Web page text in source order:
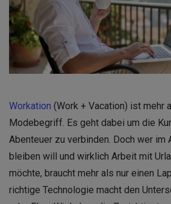
Workation (Work + Vacation) ist mehr
Modebegriff. Es geht dabei um die
Abenteuer zu verbinden. Doch wer im
bleiben will und wirklich Arbeit mit
möchte, braucht mehr als nur einen
richtige Technologie macht den